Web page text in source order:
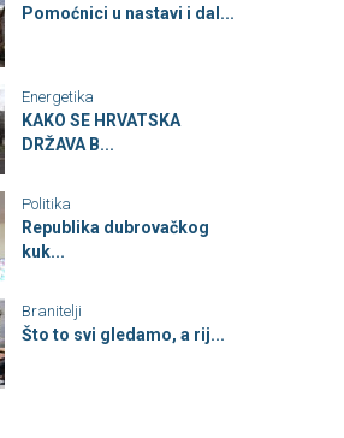
Pomoćnici u nastavi i dal...
Energetika
KAKO SE HRVATSKA
DRŽAVA B...
Politika
Republika dubrovačkog
kuk...
Branitelji
Što to svi gledamo, a rij...